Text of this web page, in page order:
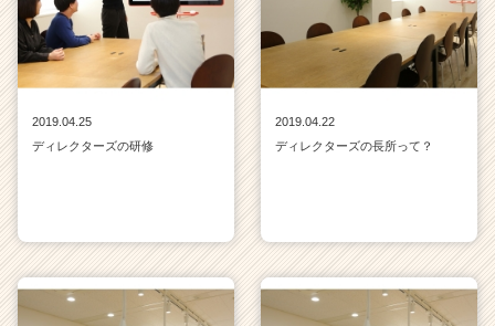
2019.04.25
ディレクターズの研修
2019.04.22
ディレクターズの長所って？